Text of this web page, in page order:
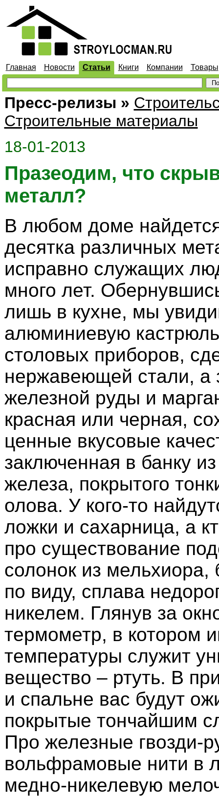
Главная Новости Статьи Книги Компании Товары
Пресс-релизы »
Строительные материалы
18-01-2013
Празеодим, что
металл?
В любом доме
десятка различных
исправно служащих
много лет.
лишь в кухне, мы
алюминиевую
столовых приборов,
нержавеющей стали, а
железной руды и
красная или черная,
ценные вкусовые
заключенная в банку
железа, покрытого
олова. У кого-то
ложки и сахарница, а
про существование
солонок из мельхиора,
по виду, сплава
никелем. Глянув за
термометр, в котором
температуры служит
вещество – ртуть. В
и спальне вас будут
покрытые тончайшим
Про железные гвозди-
вольфрамовые нити в
медно-никелевую